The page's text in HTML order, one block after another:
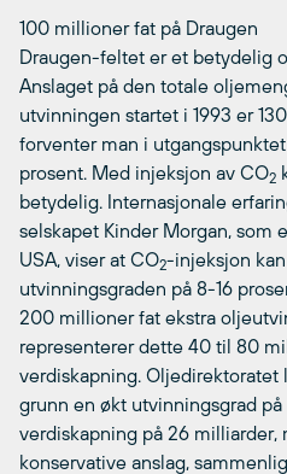
100 millioner fat på Draugen
Draugen-feltet er et betydelig
Anslaget på den totale
utvinningen startet i 1993 er
forventer man i
prosent. Med injeksjon av CO2
betydelig. Internasjonale
selskapet Kinder Morgan, som
USA, viser at CO2-injeksjon
utvinningsgraden på 8-16
200 millioner fat ekstra
representerer dette 40 til 80
verdiskapning. Oljedirektoratet
grunn en økt utvinningsgrad
verdiskapning på 26 milliarder,
konservative anslag,